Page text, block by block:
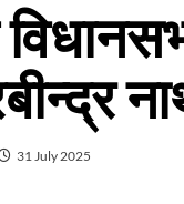
31 July 2025